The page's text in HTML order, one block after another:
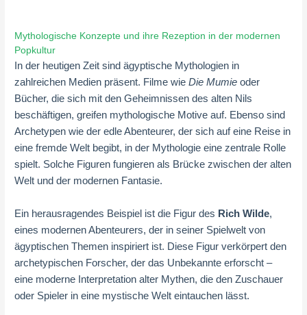
Mythologische Konzepte und ihre Rezeption in der modernen
Popkultur
In der heutigen Zeit sind ägyptische Mythologien in
zahlreichen Medien präsent. Filme wieDie Mumie oder
Bücher, die sich mit den Geheimnissen des alten Nils
beschäftigen, greifen mythologische Motive auf. Ebenso sind
Archetypen wie der edle Abenteurer, der sich auf eine Reise in
eine fremde Welt begibt, in der Mythologie eine zentrale Rolle
spielt. Solche Figuren fungieren als Brücke zwischen der alten
Welt und der modernen Fantasie.
Ein herausragendes Beispiel ist die Figur des Rich Wilde,
eines modernen Abenteurers, der in seiner Spielwelt von
ägyptischen Themen inspiriert ist. Diese Figur verkörpert den
archetypischen Forscher, der das Unbekannte erforscht –
eine moderne Interpretation alter Mythen, die den Zuschauer
oder Spieler in eine mystische Welt eintauchen lässt.